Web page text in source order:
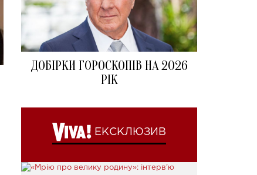
ДОБІРКИ ГОРОСКОПІВ НА 2026
РІК
ЕКСКЛЮЗИВ